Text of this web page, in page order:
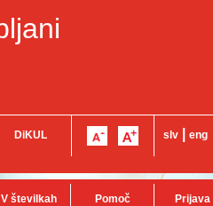
DiKUL slv eng
V številkah Pomoč Prijava